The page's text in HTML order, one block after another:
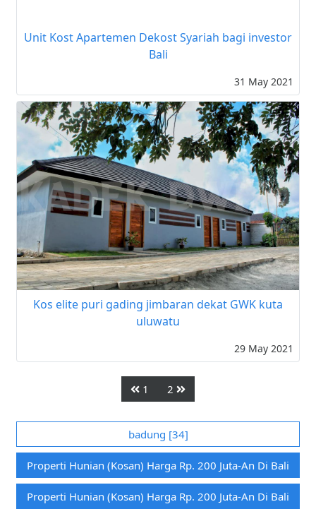
Unit Kost Apartemen Dekost Syariah bagi investor
Bali
31 May 2021
Kos elite puri gading jimbaran dekat GWK kuta
uluwatu
29 May 2021
1 2
badung [34]
Properti Hunian (kosan) Harga Rp. 200 Juta-An Di Bali
Properti Hunian (kosan) Harga Rp. 200 Juta-An Di Bali